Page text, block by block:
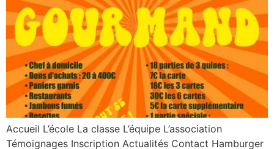
Accueil L’école La classe L’équipe L’association
Témoignages Inscription Actualités Contact Hamburger